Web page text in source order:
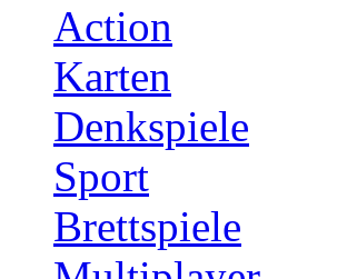
Action
Karten
Denkspiele
Sport
Brettspiele